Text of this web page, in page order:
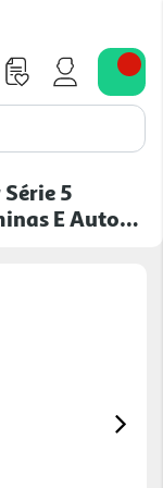
5
E Auto